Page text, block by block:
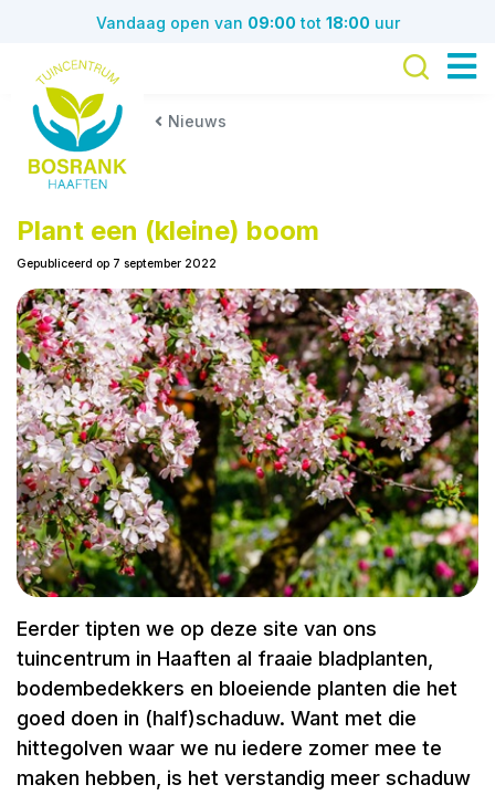
Nieuws
Vandaag open van 09:00 tot 18:00 uur
Plant een (kleine) boom
Gepubliceerd op 7 september 2022
Eerder tipten we op deze site van ons
tuincentrum in Haaften al fraaie bladplanten,
bodembedekkers en bloeiende planten die het
goed doen in (half)schaduw. Want met die
hittegolven waar we nu iedere zomer mee te
maken hebben, is het verstandig meer schaduw